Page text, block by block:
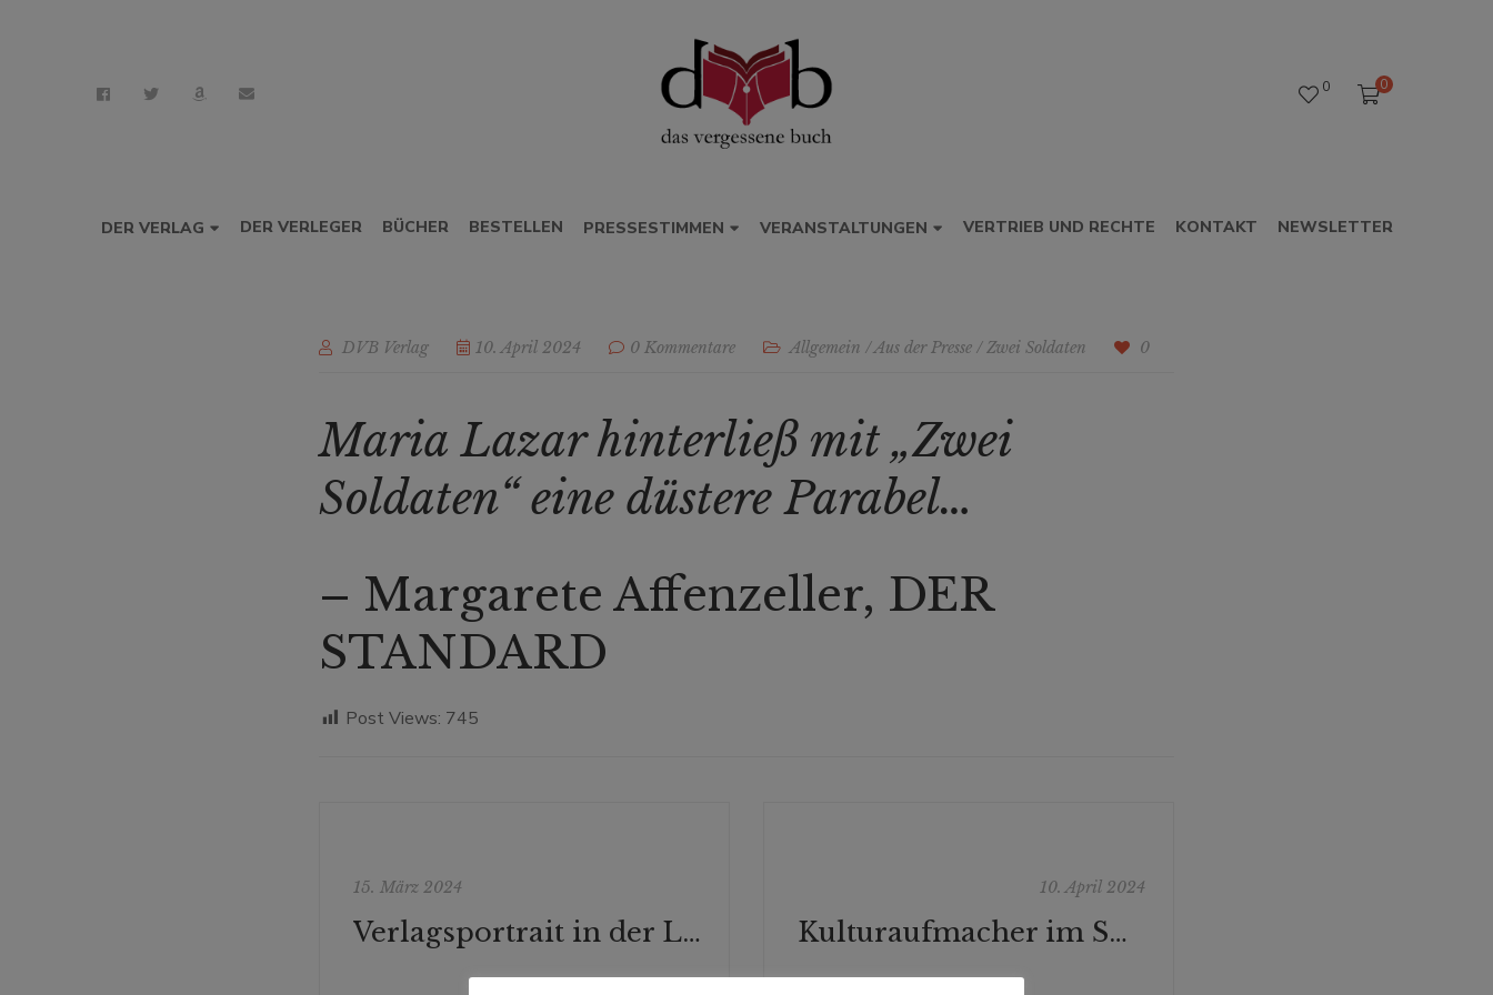
0 0
DER VERLAG DER VERLEGER BÜCHER BESTELLEN PRESSESTIMMEN VERANSTALTUNGEN VERTRIEB UND RECHTE KONTAKT NEWSLETTER
DVB Verlag 10. April 2024 0 Kommentare Allgemein /Aus der Presse /Zwei Soldaten 0
Maria Lazar hinterließ mit „Zwei
Soldaten“ eine düstere Parabel…
– Margarete Affenzeller, DER
STANDARD
Post Views: 745
15. März 2024
Verlagsportrait in der LITERARISCHEN WELT
10. April 2024
Kulturaufmacher im STANDARD – 10. April 2024